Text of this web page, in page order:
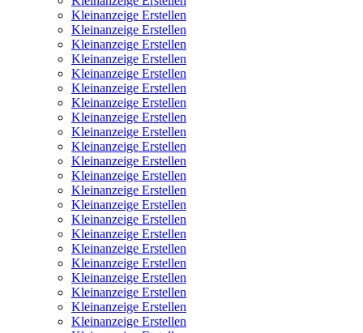
Kleinanzeige Erstellen
Kleinanzeige Erstellen
Kleinanzeige Erstellen
Kleinanzeige Erstellen
Kleinanzeige Erstellen
Kleinanzeige Erstellen
Kleinanzeige Erstellen
Kleinanzeige Erstellen
Kleinanzeige Erstellen
Kleinanzeige Erstellen
Kleinanzeige Erstellen
Kleinanzeige Erstellen
Kleinanzeige Erstellen
Kleinanzeige Erstellen
Kleinanzeige Erstellen
Kleinanzeige Erstellen
Kleinanzeige Erstellen
Kleinanzeige Erstellen
Kleinanzeige Erstellen
Kleinanzeige Erstellen
Kleinanzeige Erstellen
Kleinanzeige Erstellen